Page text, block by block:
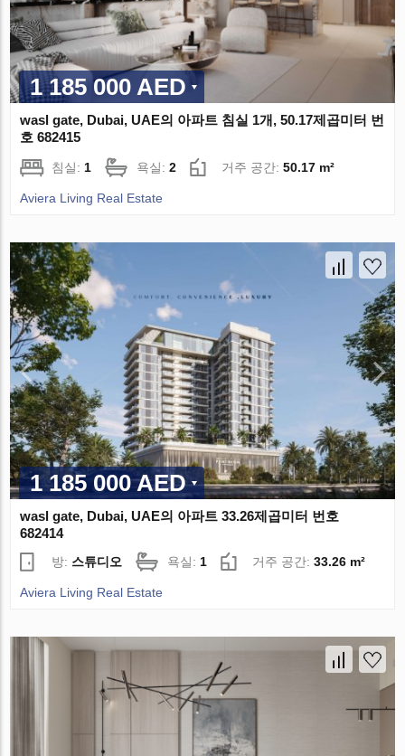
1 185 000 AED
wasl gate, Dubai, UAE의 아파트 침실 1개, 50.17제곱미터 번
호 682415
침실:1 욕실:2 거주 공간:50.17 m²
Aviera Living Real Estate
1 185 000 AED
wasl gate, Dubai, UAE의 아파트 33.26제곱미터 번호
682414
방: 스튜디오 욕실: 1 거주 공간:33.26 m²
Aviera Living Real Estate